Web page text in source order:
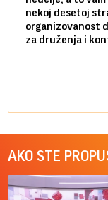
nekoj desetoj
organizovanost
za druženja i
AKO STE